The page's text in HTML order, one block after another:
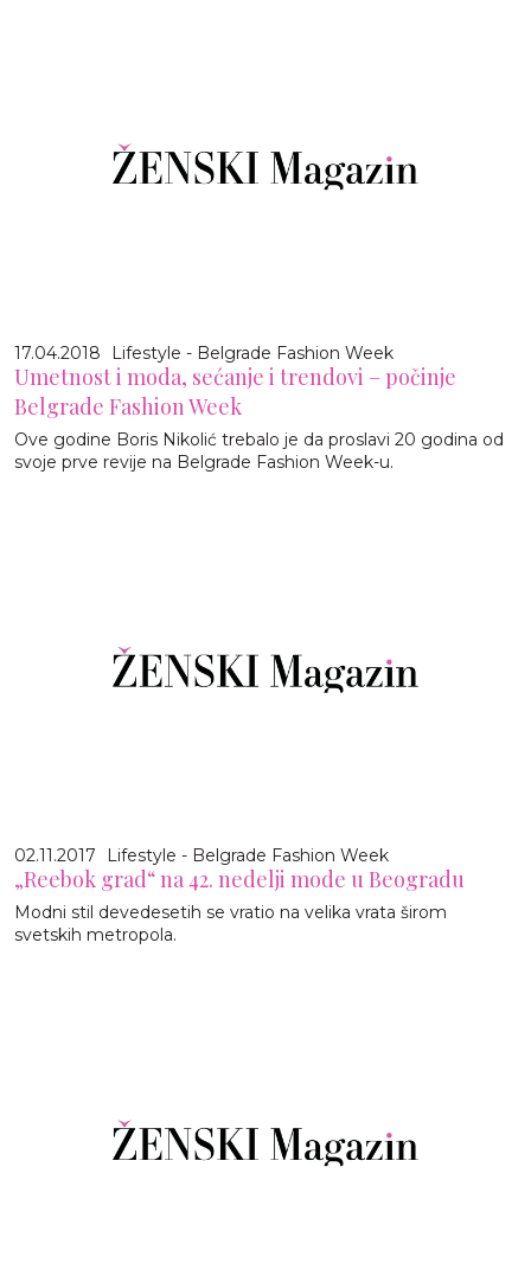
17.04.2018 Lifestyle - Belgrade Fashion Week
Umetnost i moda, sećanje i trendovi – počinje
Belgrade Fashion Week
Ove godine Boris Nikolić trebalo je da proslavi 20 godina od
svoje prve revije na Belgrade Fashion Week-u.
02.11.2017 Lifestyle - Belgrade Fashion Week
„Reebok grad“ na 42. nedelji mode u Beogradu
Modni stil devedesetih se vratio na velika vrata širom
svetskih metropola.